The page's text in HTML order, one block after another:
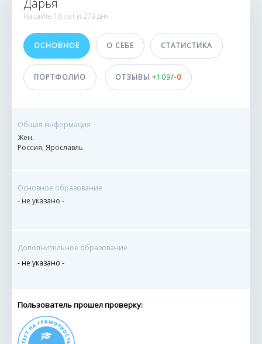
271 сделка
Принимает оплату
На карту
На баланс eTXT
Дарья
На сайте 16 лет и 273 дня
ОСНОВНОЕ О СЕБЕ СТАТИСТИКА
ПОРТФОЛИО ОТЗЫВЫ +109/-0
Общая информация
Жен.
Россия, Ярославль
Основное образование
- не указано -
Дополнительное образование
- не указано -
Пользователь прошел проверку: